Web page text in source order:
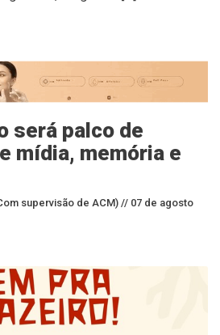
será palco de
mídia, memória e
supervisão de ACM) // 07 de agosto